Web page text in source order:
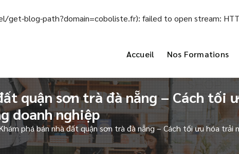
blog-path?domain=coboliste.fr): failed to open stream:
Accueil Nos Formations
quận sơn trà đà nẵng – Cách
doanh nghiệp
phá bán nhà đất quận sơn trà đà nẵng – Cách tối ưu hóa